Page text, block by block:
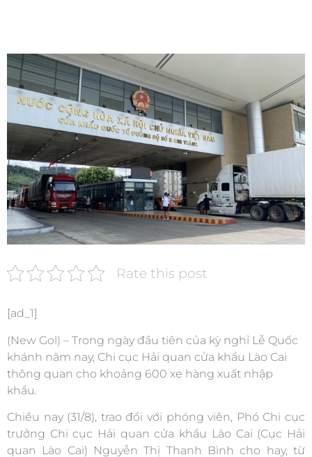
Rate this post
[ad_1]
(New Gol) – Trong ngày đầu tiên của kỳ nghỉ Lễ Quốc
khánh năm nay, Chi cục Hải quan cửa khẩu Lào Cai
thông quan cho khoảng 600 xe hàng xuất nhập
khẩu.
Chiều nay (31/8), trao đổi với phóng viên, Phó Chi cục
trưởng Chi cục Hải quan cửa khẩu Lào Cai (Cục Hải
quan Lào Cai) Nguyễn Thị Thanh Bình cho hay, từ